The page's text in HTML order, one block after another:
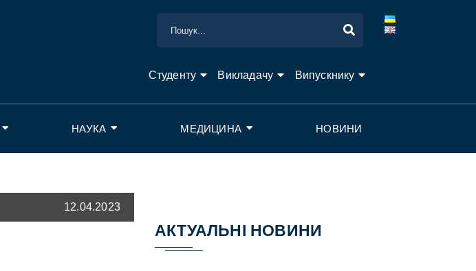
Студенту Викладачу Випускнику
НАУКА МЕДИЦИНА НОВИНИ
12.04.2023
АКТУАЛЬНІ НОВИНИ